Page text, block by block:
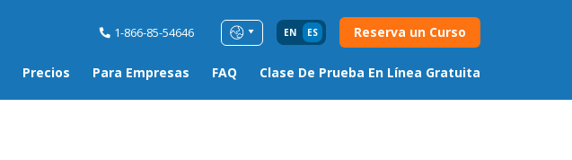
1-866-85-54646 EN ES Reserva un Curso
Precios Para Empresas FAQ Clase De Prueba En Línea Gratuita